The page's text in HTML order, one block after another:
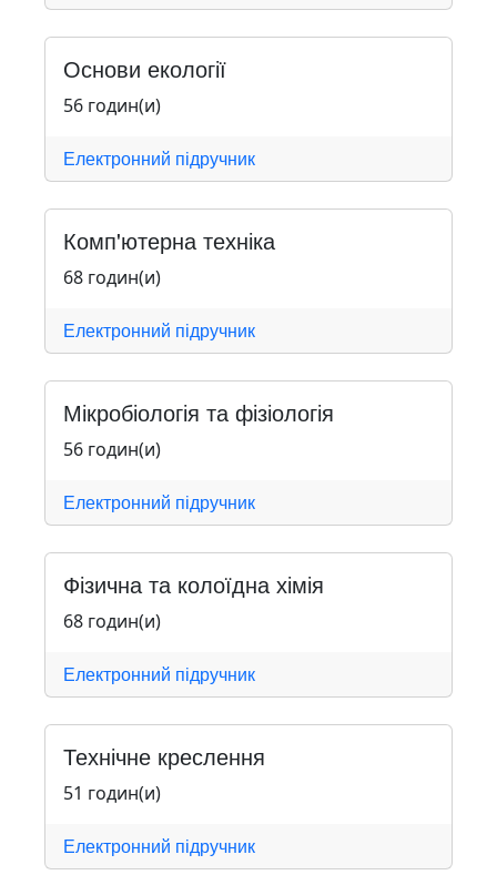
Основи екології
56 годин(и)
Електронний підручник
Комп'ютерна техніка
68 годин(и)
Електронний підручник
Мікробіологія та фізіологія
56 годин(и)
Електронний підручник
Фізична та колоїдна хімія
68 годин(и)
Електронний підручник
Технічне креслення
51 годин(и)
Електронний підручник